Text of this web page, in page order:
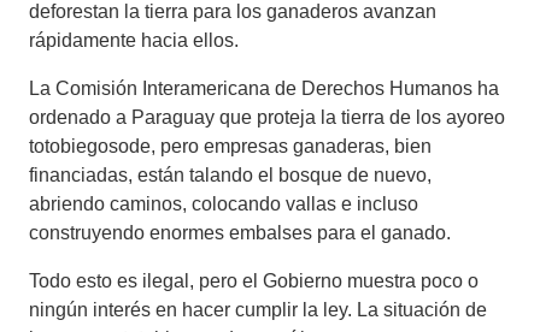
deforestan la tierra para los ganaderos avanzan
rápidamente hacia ellos.
La Comisión Interamericana de Derechos Humanos ha
ordenado a Paraguay que proteja la tierra de los ayoreo
totobiegosode, pero empresas ganaderas, bien
financiadas, están talando el bosque de nuevo,
abriendo caminos, colocando vallas e incluso
construyendo enormes embalses para el ganado.
Todo esto es ilegal, pero el Gobierno muestra poco o
ningún interés en hacer cumplir la ley. La situación de